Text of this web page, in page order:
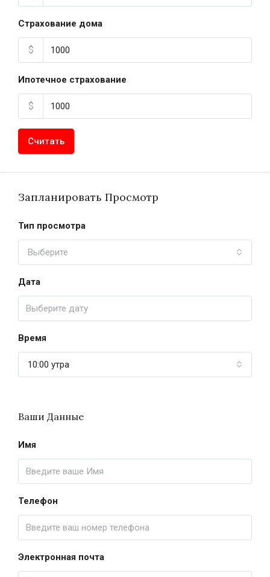
Страхование дома
$
Ипотечное страхование
$
Считать
Запланировать Просмотр
Тип просмотра
Выберите
Дата
Время
10:00 утра
Ваши Данные
Имя
Телефон
Электронная почта